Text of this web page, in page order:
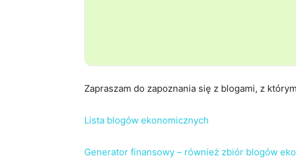
Zapraszam do zapoznania się z blogami, z
Lista blogów ekonomicznych
Generator finansowy – również zbiór blogów